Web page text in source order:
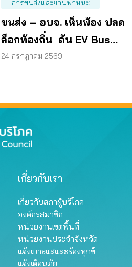
การขนส่งและยานพาหนะ
ขนส่ง – อบจ. เห็นพ้อง ปลด
ล็อกท้องถิ่น ดัน EV Bus
อยุธยา
24 กรกฎาคม 2569
เกี่ยวกับเรา
เกี่ยวกับสภาผู้บริโภค
องค์กรสมาชิก
หน่วยงานเขตพื้นที่
หน่วยงานประจำจังหวัด
แจ้งเบาะแสและร้องทุกข์
แจ้งเตือนภัย